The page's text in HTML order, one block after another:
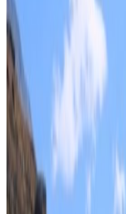
हवाईमार्ग हुँदै
फारम भर्नु पर्ने
nepaltube